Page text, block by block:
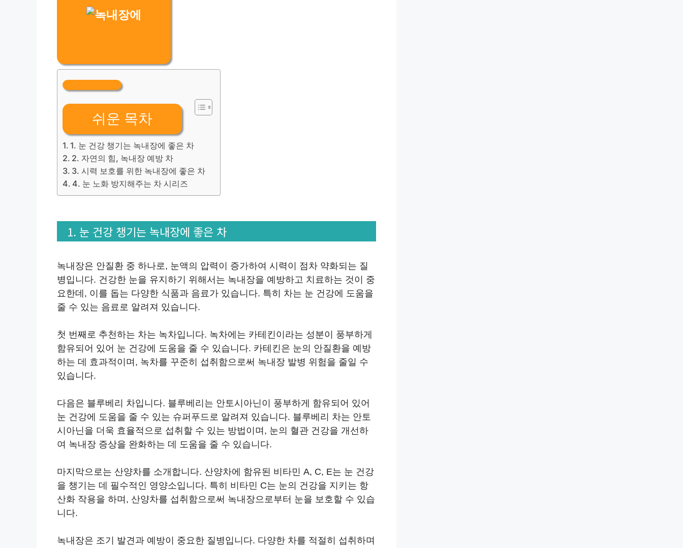
쉬운 목차
1. 눈 건강 챙기는 녹내장에 좋은 차
2. 자연의 힘, 녹내장 예방 차
3. 시력 보호를 위한 녹내장에 좋은 차
4. 눈 노화 방지해주는 차 시리즈
1. 눈 건강 챙기는 녹내장에 좋은 차
녹내장은 안질환 중 하나로, 눈액의 압력이 증가하여 시력이 점차 약화되는 질
병입니다. 건강한 눈을 유지하기 위해서는 녹내장을 예방하고 치료하는 것이 중
요한데, 이를 돕는 다양한 식품과 음료가 있습니다. 특히 차는 눈 건강에 도움을
줄 수 있는 음료로 알려져 있습니다.
첫 번째로 추천하는 차는 녹차입니다. 녹차에는 카테킨이라는 성분이 풍부하게
함유되어 있어 눈 건강에 도움을 줄 수 있습니다. 카테킨은 눈의 안질환을 예방
하는 데 효과적이며, 녹차를 꾸준히 섭취함으로써 녹내장 발병 위험을 줄일 수
있습니다.
다음은 블루베리 차입니다. 블루베리는 안토시아닌이 풍부하게 함유되어 있어
눈 건강에 도움을 줄 수 있는 슈퍼푸드로 알려져 있습니다. 블루베리 차는 안토
시아닌을 더욱 효율적으로 섭취할 수 있는 방법이며, 눈의 혈관 건강을 개선하
여 녹내장 증상을 완화하는 데 도움을 줄 수 있습니다.
마지막으로는 산양차를 소개합니다. 산양차에 함유된 비타민 A, C, E는 눈 건강
을 챙기는 데 필수적인 영양소입니다. 특히 비타민 C는 눈의 건강을 지키는 항
산화 작용을 하며, 산양차를 섭취함으로써 녹내장으로부터 눈을 보호할 수 있습
니다.
녹내장은 조기 발견과 예방이 중요한 질병입니다. 다양한 차를 적절히 섭취하며